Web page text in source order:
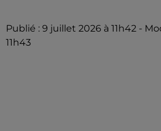
Publié : 9 juillet 2026 à 11h42 -
11h43